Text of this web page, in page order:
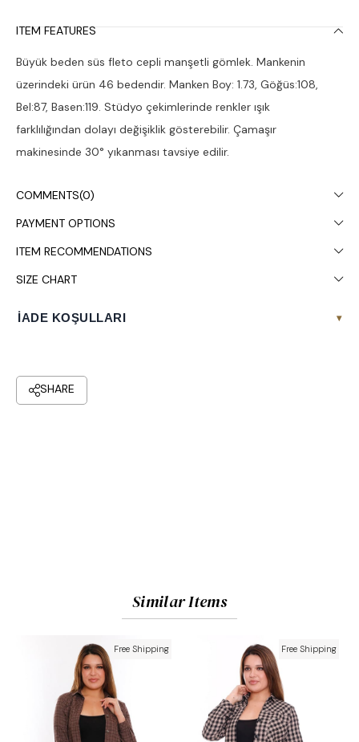
ITEM FEATURES
Büyük beden süs fleto cepli manşetli gömlek. Mankenin
üzerindeki ürün 46 bedendir. Manken Boy: 1.73, Göğüs:108,
Bel:87, Basen:119. Stüdyo çekimlerinde renkler ışık
farklılığından dolayı değişiklik gösterebilir. Çamaşır
makinesinde 30° yıkanması tavsiye edilir.
COMMENTS(0)
PAYMENT OPTIONS
ITEM RECOMMENDATIONS
SIZE CHART
İADE KOŞULLARI ▾
Similar Items
Free Shipping Free Shipping